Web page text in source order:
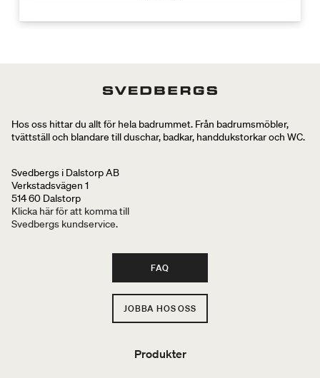
Hos oss hittar du allt för hela badrummet. Från badrumsmöbler,
tvättställ och blandare till duschar, badkar, handdukstorkar och WC.
Svedbergs i Dalstorp AB
Verkstadsvägen 1
514 60 Dalstorp
Klicka här för att komma till
Svedbergs kundservice.
FAQ
JOBBA HOS OSS
Produkter